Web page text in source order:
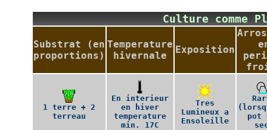
Culture
Substrat (en
proportions)
Temperature
hivernale
Exposition
1 terre + 2
terreau
En interieur
en hiver
temperature
min. 17C
Tres
Lumineux a
Ensoleille
pot